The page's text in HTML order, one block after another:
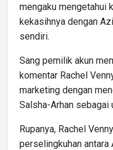
mengaku mengetahui
kekasihnya dengan
sendiri.
Sang pemilik akun
komentar Rachel
marketing dengan
Salsha-Arhan sebagai
Rupanya, Rachel
perselingkuhan antara